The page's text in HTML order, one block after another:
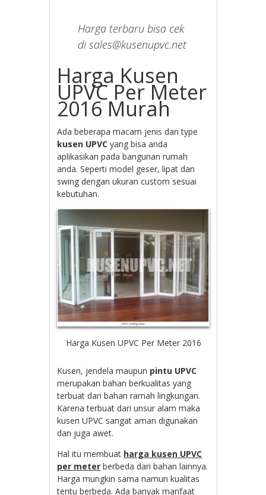
Harga terbaru bisa cek
di sales@kusenupvc.net
Harga Kusen
UPVC Per Meter
2016 Murah
Ada beberapa macam jenis dan type
kusen UPVC yang bisa anda
aplikasikan pada bangunan rumah
anda. Seperti model geser, lipat dan
swing dengan ukuran custom sesuai
kebutuhan.
Harga Kusen UPVC Per Meter 2016
Kusen, jendela maupun pintu UPVC
merupakan bahan berkualitas yang
terbuat dari bahan ramah lingkungan.
Karena terbuat dari unsur alam maka
kusen UPVC sangat aman digunakan
dan juga awet.
Hal itu membuat harga kusen UPVC
per meter berbeda dari bahan lainnya.
Harga mungkin sama namun kualitas
tentu berbeda. Ada banyak manfaat